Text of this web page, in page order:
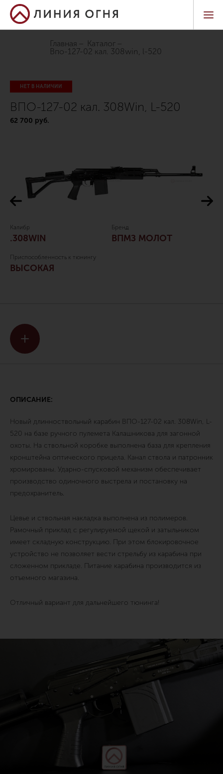
Главная
Каталог
впо-127-02 кал. 308win, l-520
НЕТ В НАЛИЧИИ
ВПО-127-02 кал. 308Win, L-520
62 700 руб.
Калибр
.308WIN
Бренд
ВПМЗ МОЛОТ
Приспособленность к тюнингу
ВЫСОКАЯ
ОПИСАНИЕ:
Новый длинноствольный карабин ВПО-127-02 кал. 308Win, L-
520 на базе ручного пулемета Калашникова для загонной
охоты. На ствольной коробке выполнена база для крепления
кронштейна оптического прицела. Канал ствола и патронник
хромированы. Ударно-спусковой механизм обеспечивает
производство одиночного выстрела и постановку на
предохранитель.
Цевье и ствольная накладка выполнена из полимеров.
Рамочный приклад с регулируемой щекой и затыльником
имеет складную конструкцию. При этом блокировочное
устройство не позволяет вести стрельбу из карабина при
сложенном прикладе. Питание карабина производится из
отъемного магазина.
Отличный вариант для дальнейшего тюнинга!